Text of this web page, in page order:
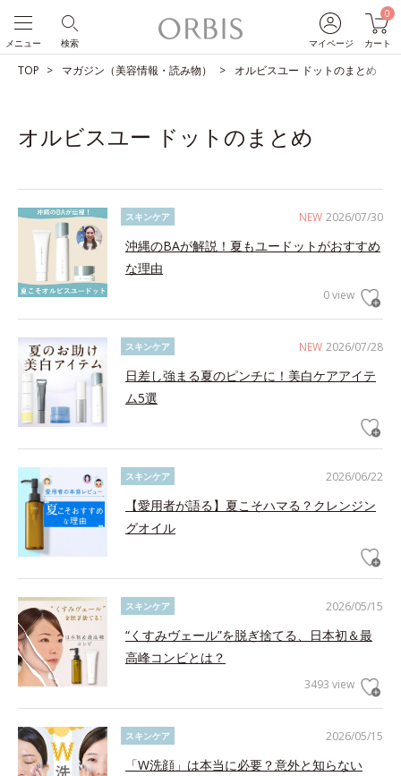
マイページ
0
カート
検索
メニュー
TOP マガジン（美容情報・読み物） オルビスユー ドットのまとめ
オルビスユー ドットのまとめ
NEW 2026/07/30
スキンケア
沖縄のBAが解説！夏もユードットがおすすめ
な理由
0 view
NEW 2026/07/28
スキンケア
日差し強まる夏のピンチに！美白ケアアイテ
ム5選
2026/06/22
スキンケア
【愛用者が語る】夏こそハマる？クレンジン
グオイル
2026/05/15
スキンケア
“くすみヴェール”を脱ぎ捨てる、日本初＆最
高峰コンビとは？
3493 view
2026/05/15
スキンケア
「W洗顔」は本当に必要？意外と知らない